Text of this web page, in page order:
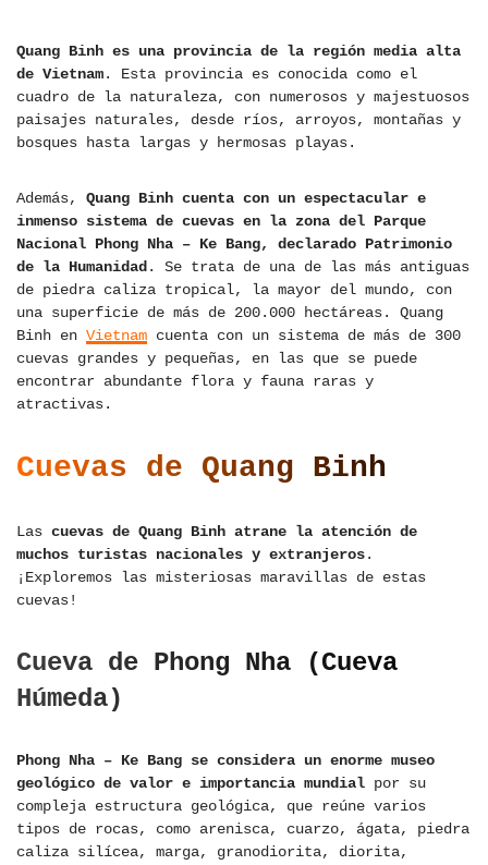
Quang Binh es una provincia de la región media alta
de Vietnam. Esta provincia es conocida como el
cuadro de la naturaleza, con numerosos y majestuosos
paisajes naturales, desde ríos, arroyos, montañas y
bosques hasta largas y hermosas playas.
Además, Quang Binh cuenta con un espectacular e
inmenso sistema de cuevas en la zona del Parque
Nacional Phong Nha – Ke Bang, declarado Patrimonio
de la Humanidad. Se trata de una de las más antiguas
de piedra caliza tropical, la mayor del mundo, con
una superficie de más de 200.000 hectáreas. Quang
Binh en Vietnam cuenta con un sistema de más de 300
cuevas grandes y pequeñas, en las que se puede
encontrar abundante flora y fauna raras y
atractivas.
Cuevas de Quang Binh
Las cuevas de Quang Binh atrane la atención de
muchos turistas nacionales y extranjeros.
¡Exploremos las misteriosas maravillas de estas
cuevas!
Cueva de Phong Nha (Cueva
Húmeda)
Phong Nha – Ke Bang se considera un enorme museo
geológico de valor e importancia mundial por su
compleja estructura geológica, que reúne varios
tipos de rocas, como arenisca, cuarzo, ágata, piedra
caliza silícea, marga, granodiorita, diorita,